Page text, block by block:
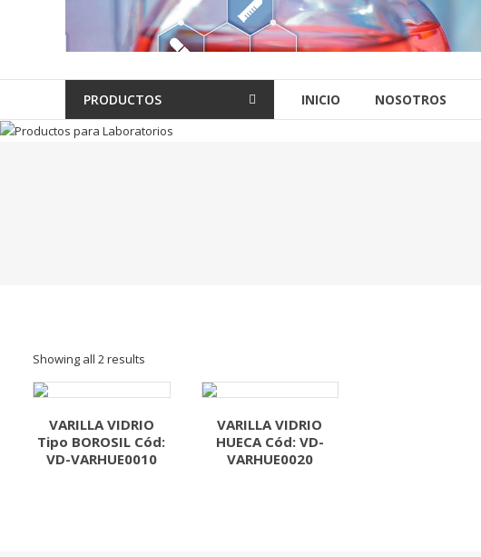
PRODUCTOS INICIO NOSOTROS
Showing all 2 results
VARILLA VIDRIO
Tipo BOROSIL Cód:
VD-VARHUE0010
VARILLA VIDRIO
HUECA Cód: VD-
VARHUE0020